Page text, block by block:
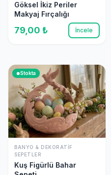
Göksel İkiz Periler
Makyaj Fırçalığı
79,00 ₺ İncele
Stokta
BANYO & DEKORATIF
SEPETLER
Kuş Figürlü Bahar